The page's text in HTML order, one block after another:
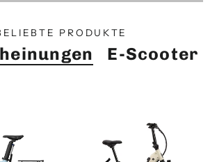
PRODUKTE
E-Scooter